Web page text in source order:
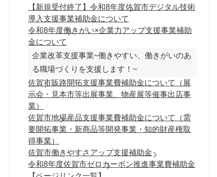
【新規受付終了】令和8年度佐賀市デジタル技術
導入支援事業補助金について
令和8年度働きがい×企業力アップ支援事業補助
金について
企業改革支援事業~働きやすい、働きがいのあ
る職場づくりを支援します！~
佐賀市販路開拓支援事業費補助金について（展
示会・見本市等出展事業、物産展等催事出店事
業）
佐賀市地場産品支援事業費補助金について（需
要開拓事業・新商品等開発事業・知的財産権取
得事業）
佐賀市働きやすさアップ支援補助金
令和8年度佐賀市ゼロカーボン推進事業費補助金